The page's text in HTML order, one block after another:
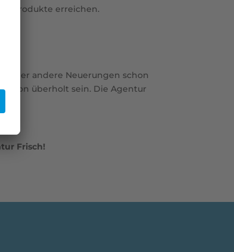
Produkte erreichen.
oder andere Neuerungen schon
überholt sein. Die Agentur
Frisch!